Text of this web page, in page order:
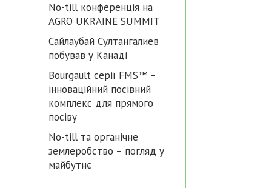
No-till конференція на
AGRO UKRAINE SUMMIT
Сайлаубай Султангалиев
побував у Канаді
Bourgault серії FMS™ –
інноваційний посівний
комплекс для прямого
посіву
No-till та органічне
землеробство – погляд у
майбутнє